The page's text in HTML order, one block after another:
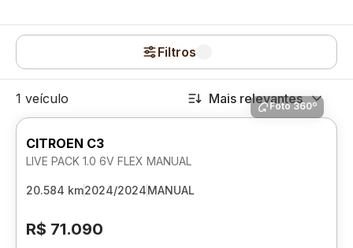
Filtros
1 veículo Mais relevantes
Foto 360º
CITROEN C3
LIVE PACK 1.0 6V FLEX MANUAL
20.584 km2024/2024MANUAL
R$ 71.090